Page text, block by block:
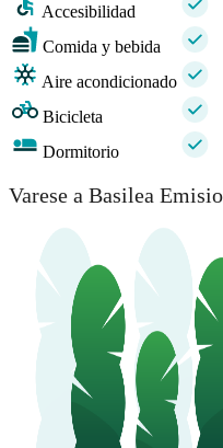
Accesibilidad
Comida y bebida
Aire acondicionado
Bicicleta
Dormitorio
Varese a Basilea